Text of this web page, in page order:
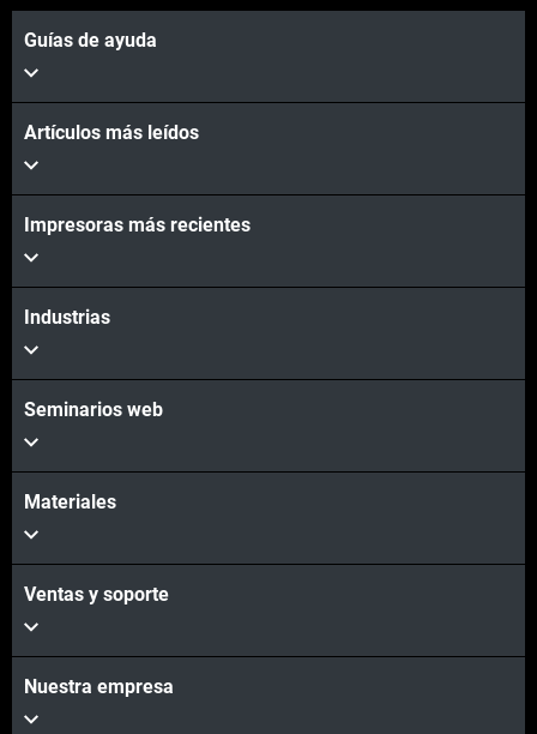
Guías de ayuda
Artículos más leídos
Impresoras más recientes
Industrias
Seminarios web
Materiales
Ventas y soporte
Nuestra empresa